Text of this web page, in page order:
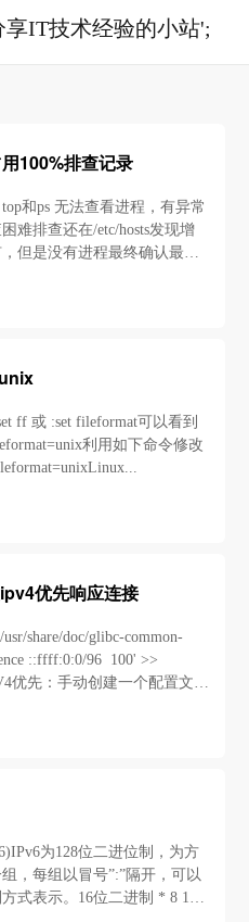
享IT技术经验的小站';
100%排查记录
和ps 无法查看进程，有异常
难排查还在/etc/hosts发现增
但是没有进程最终确认最终
">/etc/ld.so.preload 可以正常
ff 或 :set fileformat可以看到
利用如下命令修改
优先响应连接
share/doc/glibc-common-
::ffff:0:0/96 100' >>
优先：手动创建一个配置文
为128位二进位制，为方
，每组以冒号”:”隔开，可以
式表示。16位二进制 * 8 128